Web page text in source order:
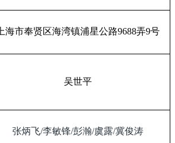
上海市奉贤区海湾镇浦星公路9688弄9号
吴世平
张炳飞/李敏锋/彭瀚/虞露/冀俊涛